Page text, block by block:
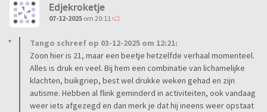
Edjekroketje
07-12-2025 om 20:11
Tango schreef op 03-12-2025 om 12:21:
Zoon hier is 21, maar een beetje hetzelfde verhaal momenteel.
Alles is druk en veel. Bij hem een combinatie van lichamelijke
klachten, buikgriep, best wel drukke weken gehad en zijn
autisme. Hebben al flink geminderd in activiteiten, ook vandaag
weer iets afgezegd en dan merk je dat hij ineens weer opstaat